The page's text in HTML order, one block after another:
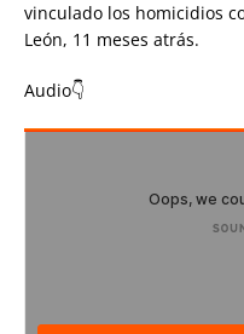
vinculado los homicidios
León, 11 meses atrás.
Audio👇